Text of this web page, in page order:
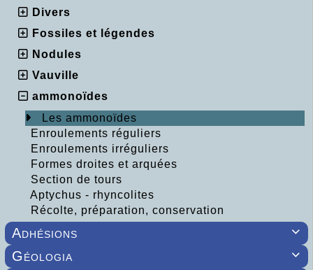
Divers
Fossiles et légendes
Nodules
Vauville
ammonoïdes
Les ammonoïdes
Enroulements réguliers
Enroulements irréguliers
Formes droites et arquées
Section de tours
Aptychus - rhyncolites
Récolte, préparation, conservation

Adhésions

Géologia